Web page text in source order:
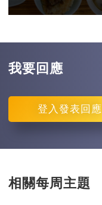
我要回應
登入 發表回應
相關每周主題